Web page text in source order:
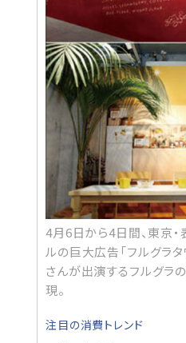
4月6日から4日間、東京
ルの巨大広告「フルグラ
さんが出演するフルグラ
現。
注目の消費トレンド